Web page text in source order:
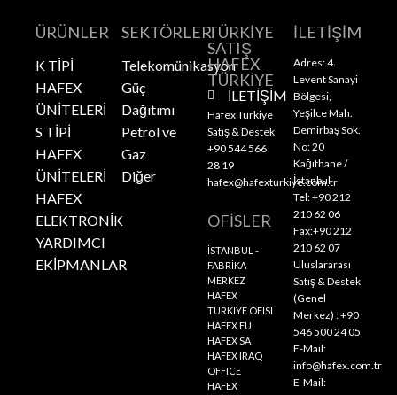
ÜRÜNLER
K TİPİ
HAFEX
ÜNİTELERİ
S TİPİ
HAFEX
ÜNİTELERİ
HAFEX
ELEKTRONİK
YARDIMCI
EKİPMANLAR
SEKTÖRLER
Telekomünikasyon
Güç
Dağıtımı
Petrol ve
Gaz
Diğer
TÜRKİYE
SATIŞ
HAFEX
TÜRKİYE
İLETİŞİM
Hafex Türkiye
Satış & Destek
+90 544 566
28 19
hafex@hafexturkiye.com.tr
OFİSLER
İSTANBUL -
FABRİKA
MERKEZ
HAFEX
TÜRKİYE OFİSİ
HAFEX EU
HAFEX SA
HAFEX IRAQ
OFFICE
HAFEX
İLETİŞİM
Adres: 4.
Levent Sanayi
Bölgesi,
Yeşilce Mah.
Demirbaş Sok.
No: 20
Kağıthane /
İstanbul
Tel: +90 212
210 62 06
Fax:+90 212
210 62 07
Uluslararası
Satış & Destek
(Genel
Merkez) : +90
546 500 24 05
E-Mail:
info@hafex.com.tr
E-Mail: